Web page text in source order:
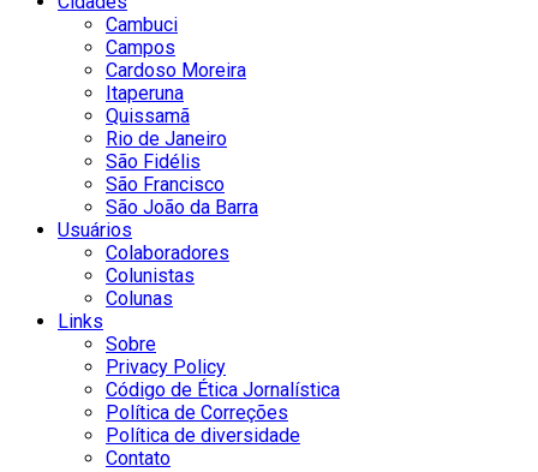
Cambuci
Campos
Cardoso Moreira
Itaperuna
Quissamã
Rio de Janeiro
São Fidélis
São Francisco
São João da Barra
Usuários
Colaboradores
Colunistas
Colunas
Links
Sobre
Privacy Policy
Código de Ética Jornalística
Política de Correções
Política de diversidade
Contato